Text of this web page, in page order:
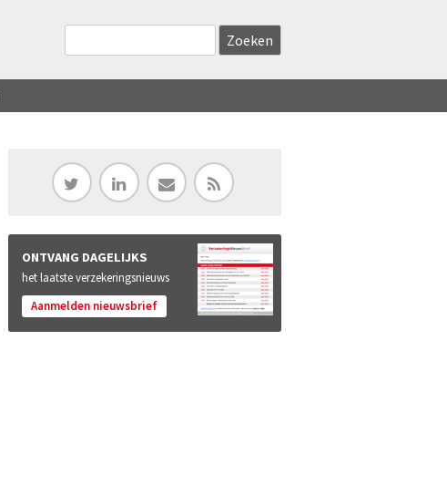
ONTVANG DAGELIJKS
het laatste verzekeringsnieuws
Aanmelden nieuwsbrief